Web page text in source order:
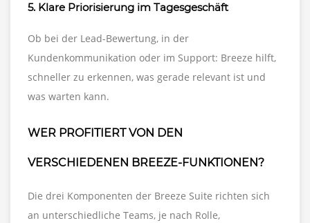
5. Klare Priorisierung im Tagesgeschäft
Ob bei der Lead-Bewertung, in der
Kundenkommunikation oder im Support: Breeze hilft,
schneller zu erkennen, was gerade relevant ist und
was warten kann.
WER PROFITIERT VON DEN
VERSCHIEDENEN BREEZE-FUNKTIONEN?
Die drei Komponenten der Breeze Suite richten sich
an unterschiedliche Teams, je nach Rolle,